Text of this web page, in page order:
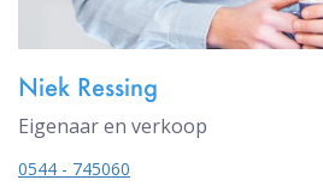
Niek Ressing
Eigenaar en verkoop
0544 - 745060